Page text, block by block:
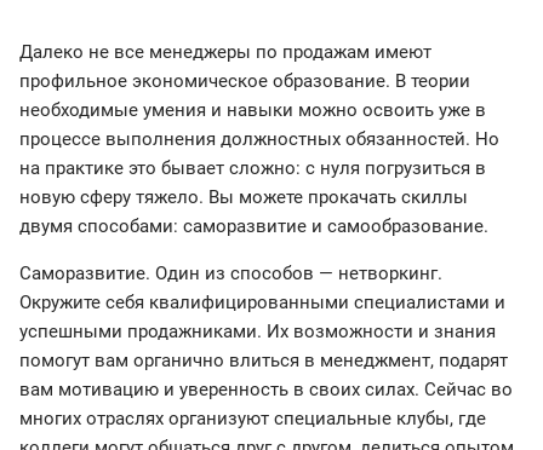
Далеко не все менеджеры по продажам имеют
профильное экономическое образование. В теории
необходимые умения и навыки можно освоить уже в
процессе выполнения должностных обязанностей. Но
на практике это бывает сложно: с нуля погрузиться в
новую сферу тяжело. Вы можете прокачать скиллы
двумя способами: саморазвитие и самообразование.
Саморазвитие. Один из способов — нетворкинг.
Окружите себя квалифицированными специалистами и
успешными продажниками. Их возможности и знания
помогут вам органично влиться в менеджмент, подарят
вам мотивацию и уверенность в своих силах. Сейчас во
многих отраслях организуют специальные клубы, где